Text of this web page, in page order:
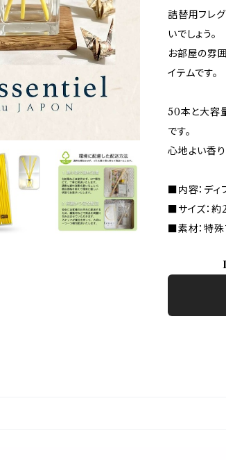
詰替用フレ
いでしょう。
お部屋の雰
イテムです。
50本と大容
です。
心地よい香り
■内容：ディ
■サイズ：
■素材：特殊